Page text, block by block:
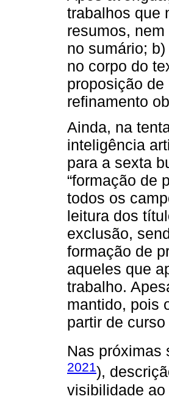
trabalhos que
resumos,
no sumário;
no corpo do
proposição
refinamento
Ainda, na
inteligência
para a sexta
“formação de
todos os
leitura dos
exclusão,
formação de
aqueles que
trabalho.
mantido, pois
partir de
Nas próximas
2021),
visibilidade